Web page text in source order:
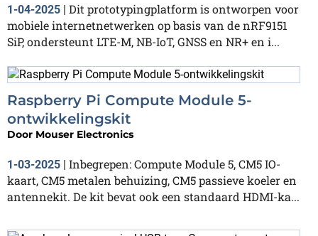
1-04-2025 | Dit prototypingplatform is ontworpen voor
mobiele internetnetwerken op basis van de nRF9151
SiP, ondersteunt LTE-M, NB-IoT, GNSS en NR+ en i...
Raspberry Pi Compute Module 5-
ontwikkelingskit
Door Mouser Electronics
1-03-2025
Inbegrepen: Compute Module 5, CM5 IO-
kaart, CM5 metalen behuizing, CM5 passieve koeler en
antennekit. De kit bevat ook een standaard HDMI-ka...